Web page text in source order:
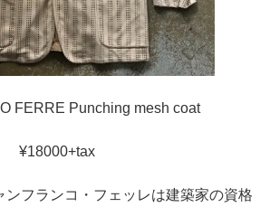
FERRE Punching mesh coat
¥18000+tax
ンフランコ・フェッレは建築家の資格